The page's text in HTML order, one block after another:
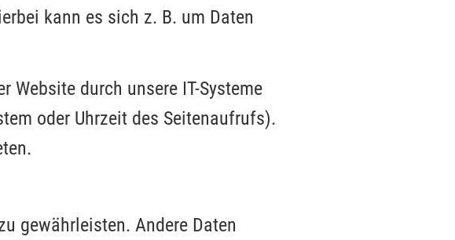
kann es sich z. B. um Daten
durch unsere IT-Systeme
oder Uhrzeit des Seitenaufrufs).
gewährleisten. Andere Daten